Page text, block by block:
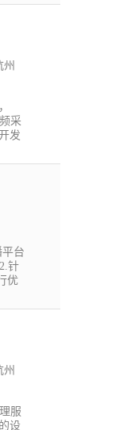
州
采
发
台
针
优
州
服
设